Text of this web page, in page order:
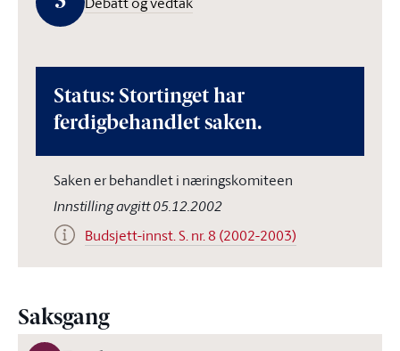
Status: Stortinget har
ferdigbehandlet saken.
Saken er behandlet i næringskomiteen
Innstilling avgitt 05.12.2002
Budsjett-innst. S. nr. 8 (2002-2003)
Saksgang